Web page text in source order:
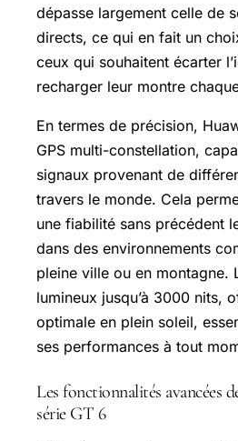
dépasse largement celle de
directs, ce qui en fait un
ceux qui souhaitent écarter
recharger leur montre
En termes de précision,
GPS multi-constellation,
signaux provenant de
travers le monde. Cela
une fiabilité sans précédent
dans des environnements
pleine ville ou en montagne.
lumineux jusqu’à 3000 nits,
optimale en plein soleil,
ses performances à tout
Les fonctionnalités avancées
série GT 6